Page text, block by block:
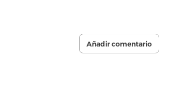
Añadir comentario